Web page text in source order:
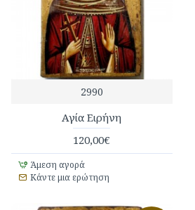
2990
Αγία Ειρήνη
120,00€
Άμεση αγορά
Κάντε μια ερώτηση